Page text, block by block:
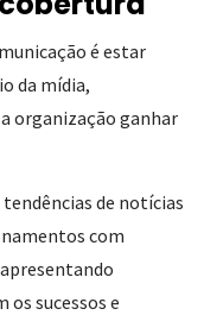
é estar
da mídia,
organização ganhar
de notícias
com
os sucessos e